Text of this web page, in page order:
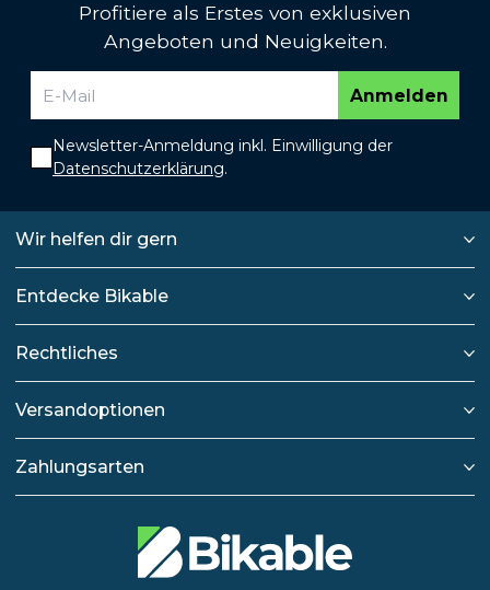
Profitiere als Erstes von exklusiven
Angeboten und Neuigkeiten.
Anmelden
Newsletter-Anmeldung inkl. Einwilligung der
Datenschutzerklärung.
Wir helfen dir gern
Entdecke Bikable
Rechtliches
Versandoptionen
Zahlungsarten